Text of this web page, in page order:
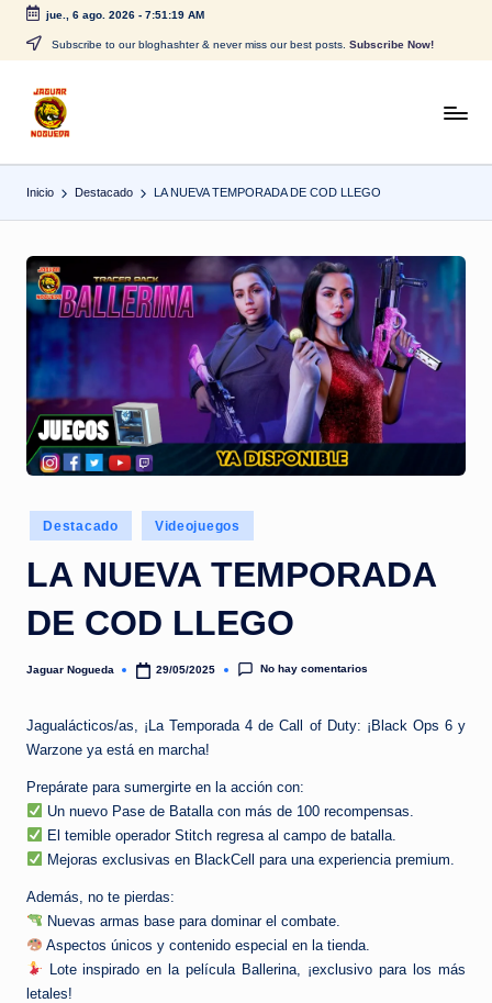
Saltar
contenido
jue., 6 ago. 2026- 7:51:19 AM
Subscribe to our bloghashter & never miss our best posts. Subscribe Now!
J
a
g
a
r
o
g
u
a
CONTENIDO
Inicio Destacado LA NUEVA TEMPORADA DE COD LLEGO
Publicado
en
Destacado Videojuegos
LA NUEVA TEMPORADA
DE COD LLEGO
Publicado
Jaguar Nogueda 29/05/2025 No hay comentarios
Jagualácticos/as, ¡La Temporada 4 de Call of Duty: ¡Black Ops 6 y
Warzone ya está en marcha!
Prepárate para sumergirte en la acción con:
Un nuevo Pase de Batalla con más de 100 recompensas.
El temible operador Stitch regresa al campo de batalla.
Mejoras exclusivas en BlackCell para una experiencia premium.
Además, no te pierdas:
Nuevas armas base para dominar el combate.
Aspectos únicos y contenido especial en la tienda.
Lote inspirado en la película Ballerina, ¡exclusivo para los más
letales!